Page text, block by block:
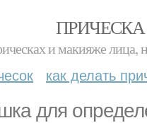
и макияже лица,
как делать
для